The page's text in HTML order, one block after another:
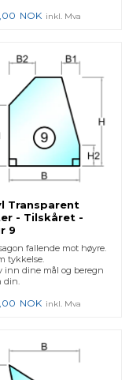
NOK inkl. Mva
Transparent
- Tilskåret -
9
fallende mot høyre.
tykkelse.
inn dine mål og beregn
din.
NOK inkl. Mva